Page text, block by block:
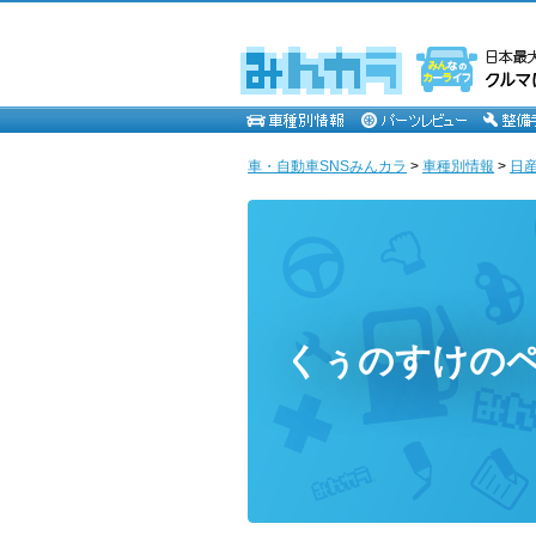
車・自動車SNSみんカラ > 車種別情報 > 日
くぅのすけの